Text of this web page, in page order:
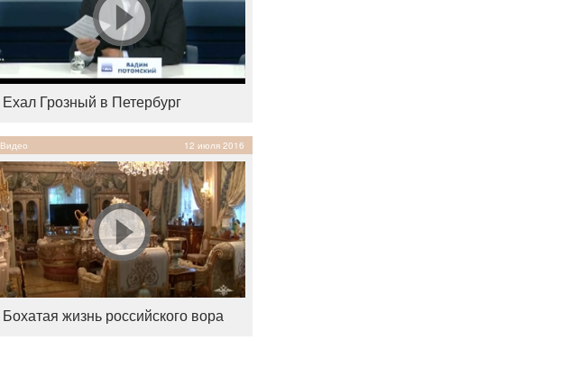
Ехал Грозный в Петербург
Видео 12 июля 2016
Бохатая жизнь российского вора